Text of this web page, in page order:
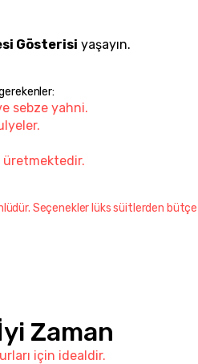
Gösterisi yaşayın.
sebze yahni.
üretmektedir.
Seçenekler lüks süitlerden
Zaman
için idealdir.